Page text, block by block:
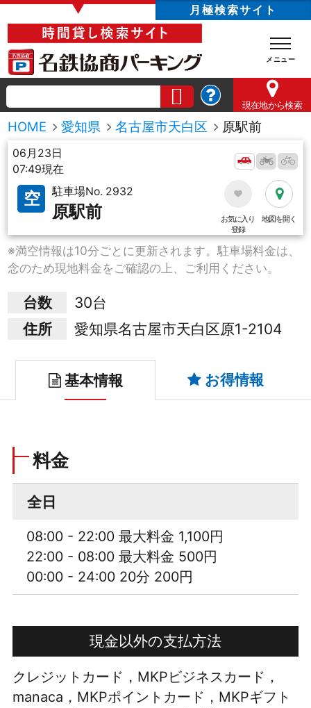
▼ 月極検索サイト
現在地から検索
HOME 愛知県 名古屋市天白区 原駅前
06月23日
07:49現在
空 駐車場No. 2932
原駅前
お気に入り
登録
地図を開く
※満空情報は10分ごとに更新されます。駐車場料金は、
念のため現地料金をご確認の上、ご利用ください。
台数
30台
住所
愛知県名古屋市天白区原1-2104
基本情報 お得情報
料金
全日
08:00 - 22:00 最大料金 1,100円
22:00 - 08:00 最大料金 500円
00:00 - 24:00 20分 200円
現金以外の支払方法
クレジットカード，MKPビジネスカード，
manaca，MKPポイントカード，MKPギフト